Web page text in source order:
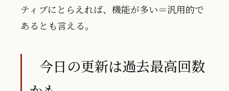
ティブにとらえれば、機能が多い＝汎用的で
あるとも言える。
今日の更新は過去最高回数